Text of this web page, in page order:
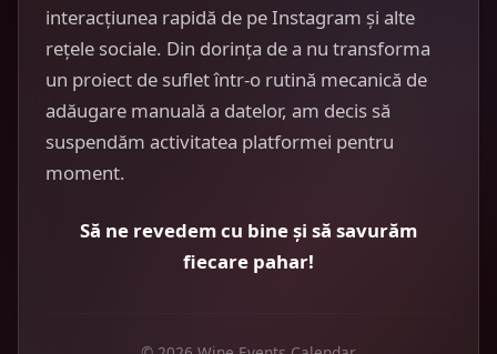
interacțiunea rapidă de pe Instagram și alte
rețele sociale. Din dorința de a nu transforma
un proiect de suflet într-o rutină mecanică de
adăugare manuală a datelor, am decis să
suspendăm activitatea platformei pentru
moment.
Să ne revedem cu bine și să savurăm
fiecare pahar!